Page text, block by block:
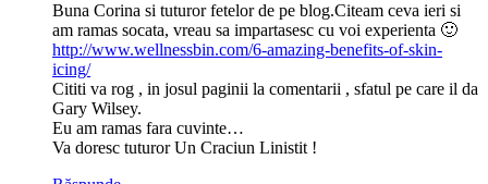
Buna Corina si tuturor fetelor de pe blog.Citeam ceva ieri si
am ramas socata, vreau sa impartasesc cu voi experienta 🙂
http://www.wellnessbin.com/6-amazing-benefits-of-skin-
icing/
Cititi va rog , in josul paginii la comentarii , sfatul pe care il da
Gary Wilsey.
Eu am ramas fara cuvinte…
Va doresc tuturor Un Craciun Linistit !